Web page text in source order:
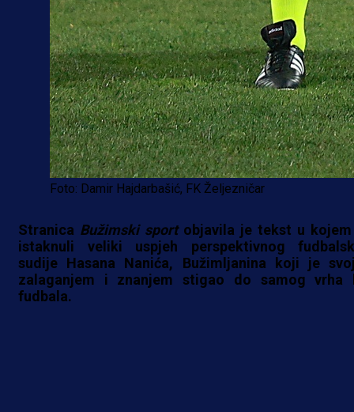
Foto: Damir Hajdarbašić, FK Željezničar
Stranica Bužimski sportobjavila je tekst u kojem
istaknuli veliki uspjeh perspektivnog
sudije Hasana Nanića, Bužimljanina koji je
zalaganjem i znanjem stigao do samog vrha
fudbala.